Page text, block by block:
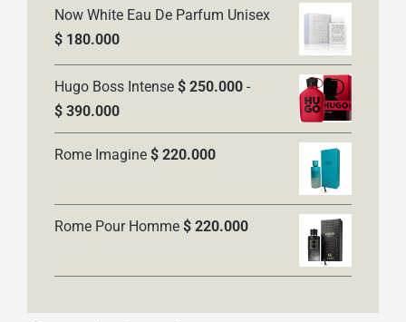
Now White Eau De Parfum Unisex
$180.000
Hugo Boss Intense $250.000 -
$390.000Rango
de
precios:
$ 250.000
hasta
Rome Imagine $220.000
Rome Pour Homme $220.000